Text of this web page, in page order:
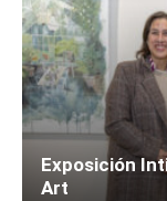
Exposición
Art